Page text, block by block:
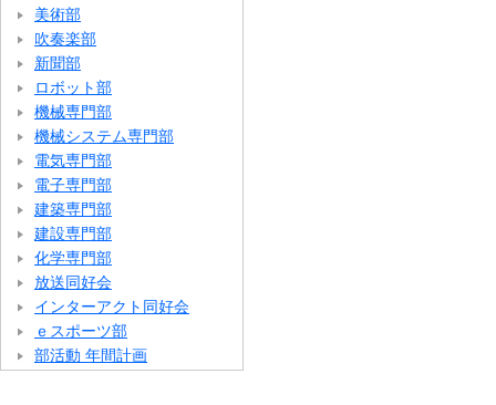
美術部
吹奏楽部
新聞部
ロボット部
機械専門部
機械システム専門部
電気専門部
電子専門部
建築専門部
建設専門部
化学専門部
放送同好会
インターアクト同好会
ｅスポーツ部
部活動 年間計画